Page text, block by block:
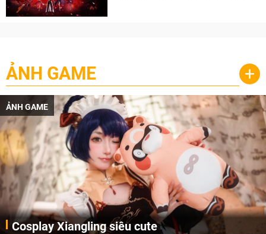
ẢNH GAME +
ẢNH GAME
Cosplay Xiangling siêu cute